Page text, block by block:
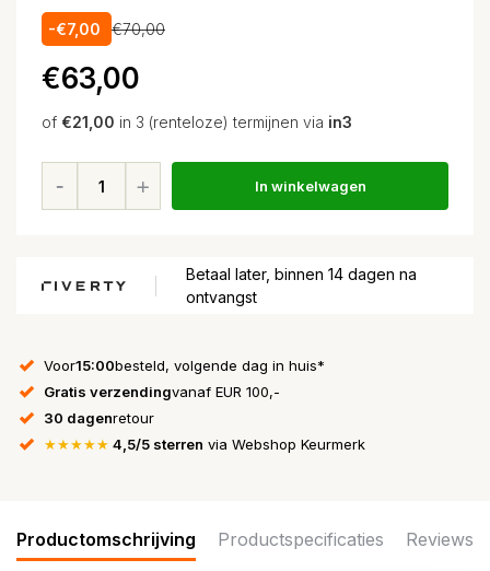
-€7,00 €70,00
€63,00
of €21,00 in 3 (renteloze) termijnen via in3
In winkelwagen
Betaal later, binnen 14 dagen na
ontvangst
Voor15:00besteld, volgende dag in huis*
Gratis verzendingvanaf EUR 100,-
30 dagenretour
★★★★★ 4,5/5 sterren via Webshop Keurmerk
Productomschrijving Productspecificaties Reviews